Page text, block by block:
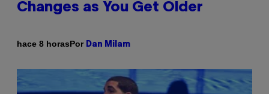
Changes as You Get Older
hace 8 horasPor Dan Milam